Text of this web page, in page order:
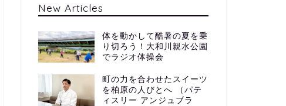
New Articles
体を動かして酷暑の夏を乗
り切ろう！大和川親水公園
でラジオ体操会
町の力を合わせたスイーツ
を柏原の人びとへ （パテ
ィスリー アンジュブラ